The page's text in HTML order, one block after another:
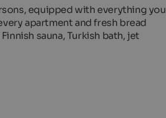
equipped with everything you
apartment and fresh bread
sauna, Turkish bath, jet